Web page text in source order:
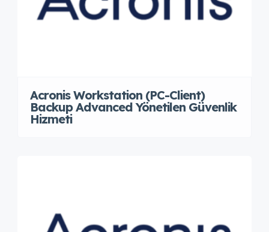
Acronis Workstation (PC-Client)
Backup Advanced Yönetilen Güvenlik
Hizmeti